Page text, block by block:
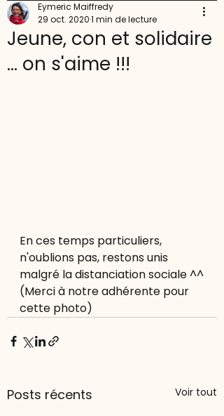
Jeune, con et solidaire
... on s'aime !!!
Eymeric Maiffredy
29 oct. 20201 min de lecture
En ces temps particuliers,
n'oublions pas, restons unis
malgré la distanciation sociale ^^
(Merci à notre adhérente pour
cette photo)
Posts récents Voir tout